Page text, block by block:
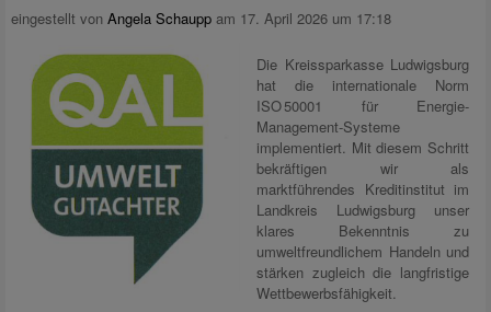
eingestellt von Angela Schaupp am 17. April 2026 um 17:18
Die Kreissparkasse Ludwigsburg
hat die internationale Norm
ISO 50001 für Energie-
Management-Systeme
implementiert. Mit diesem Schritt
bekräftigen wir als
marktführendes Kreditinstitut im
Landkreis Ludwigsburg unser
klares Bekenntnis zu
umweltfreundlichem Handeln und
stärken zugleich die langfristige
Wettbewerbsfähigkeit.